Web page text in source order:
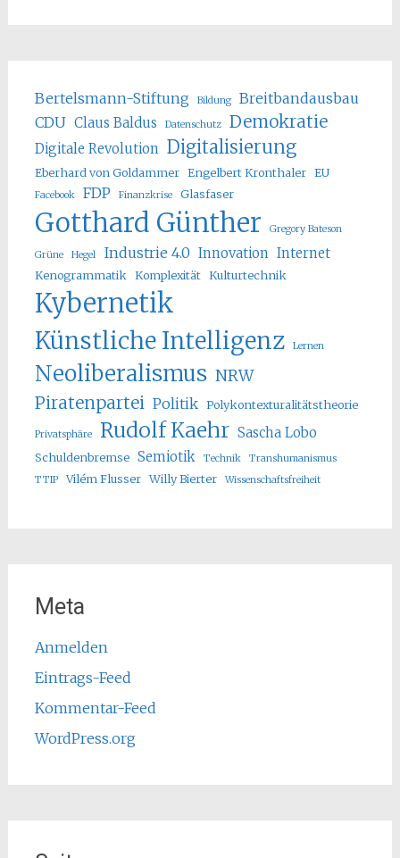
Bertelsmann-Stiftung Bildung
Breitbandausbau
CDU Claus Baldus Datenschutz Demokratie
Digitale Revolution Digitalisierung
Eberhard von Goldammer Engelbert Kronthaler EU
Facebook FDP Finanzkrise Glasfaser
Gotthard Günther Gregory Bateson
Grüne Hegel Industrie 4.0 Innovation Internet
Kenogrammatik Komplexität Kulturtechnik
Kybernetik
Künstliche Intelligenz Lernen
Neoliberalismus NRW
Piratenpartei Politik Polykontexturalitätstheorie
Privatsphäre Rudolf Kaehr Sascha Lobo
Schuldenbremse Semiotik Technik
Transhumanismus
TTIP
Vilém Flusser Willy Bierter Wissenschaftsfreiheit
Meta
Anmelden
Eintrags-Feed
Kommentar-Feed
WordPress.org